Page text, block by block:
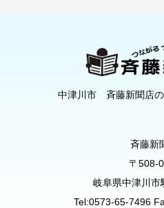
中津川市 斉藤新聞店の
斉藤新
〒508-
岐阜県中津川市
Tel:0573-65-7496